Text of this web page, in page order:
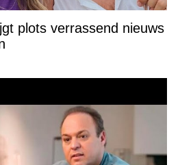
plots verrassend nieuws